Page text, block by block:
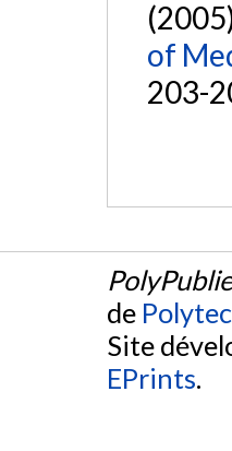
of
203-
PolyPublie
de
Site
EPrints.